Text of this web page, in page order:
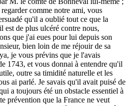
comme notre ami, vous
qu'il a oublié tout ce que la
de plus ulcéré contre nous,
que j'ai eues pour lui depuis son
bien loin de me réjouir de sa
je vous prévins que je l'avais
1743, et vous donnai à entendre qu'il
outre sa timidité naturelle et les
ai parlé. Je savais qu'il avait puisé de
a toujours été un obstacle essentiel à
prévention que la France ne veut